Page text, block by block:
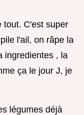
tout. C'est super
l'ail, on râpe la
ingredientes , la
ça le jour J, je
légumes déjà